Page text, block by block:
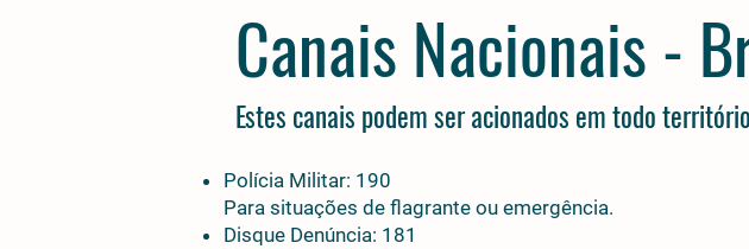
Canais Nacionais -
Estes canais podem ser acionados em todo
Polícia Militar: 190
Para situações de flagrante ou emergência.
Disque Denúncia: 181